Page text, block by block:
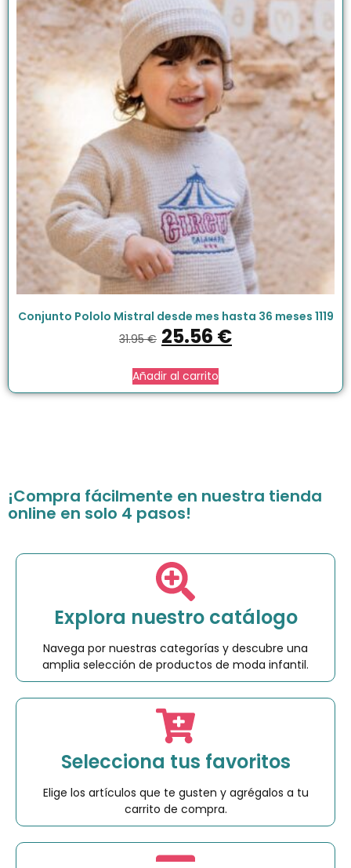
Conjunto Pololo Mistral desde mes hasta 36 meses 1119
31.95€ 25.56 €
Añadir al carrito
¡Compra fácilmente en nuestra tienda
online en solo 4 pasos!
Explora nuestro catálogo
Navega por nuestras categorías y descubre una
amplia selección de productos de moda infantil.
Selecciona tus favoritos
Elige los artículos que te gusten y agrégalos a tu
carrito de compra.